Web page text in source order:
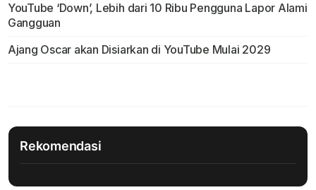
YouTube ‘Down’, Lebih dari 10 Ribu Pengguna Lapor Alami
Gangguan
Ajang Oscar akan Disiarkan di YouTube Mulai 2029
Rekomendasi